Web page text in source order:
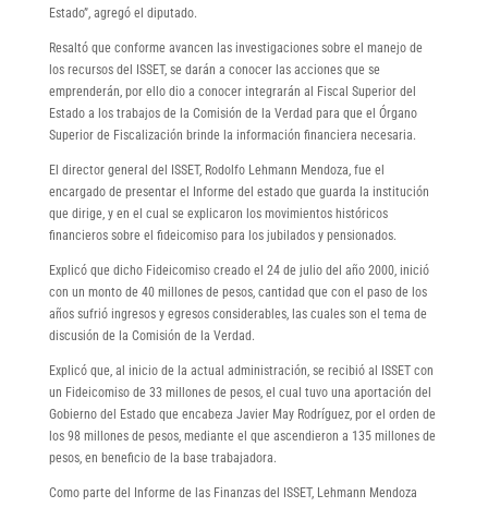
Estado”, agregó el diputado.
Resaltó que conforme avancen las investigaciones sobre el manejo de
los recursos del ISSET, se darán a conocer las acciones que se
emprenderán, por ello dio a conocer integrarán al Fiscal Superior del
Estado a los trabajos de la Comisión de la Verdad para que el Órgano
Superior de Fiscalización brinde la información financiera necesaria.
El director general del ISSET, Rodolfo Lehmann Mendoza, fue el
encargado de presentar el Informe del estado que guarda la institución
que dirige, y en el cual se explicaron los movimientos históricos
financieros sobre el fideicomiso para los jubilados y pensionados.
Explicó que dicho Fideicomiso creado el 24 de julio del año 2000, inició
con un monto de 40 millones de pesos, cantidad que con el paso de los
años sufrió ingresos y egresos considerables, las cuales son el tema de
discusión de la Comisión de la Verdad.
Explicó que, al inicio de la actual administración, se recibió al ISSET con
un Fideicomiso de 33 millones de pesos, el cual tuvo una aportación del
Gobierno del Estado que encabeza Javier May Rodríguez, por el orden de
los 98 millones de pesos, mediante el que ascendieron a 135 millones de
pesos, en beneficio de la base trabajadora.
Como parte del Informe de las Finanzas del ISSET, Lehmann Mendoza